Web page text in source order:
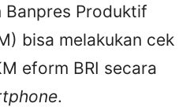
Produktif
bisa melakukan cek
eform BRI secara
.